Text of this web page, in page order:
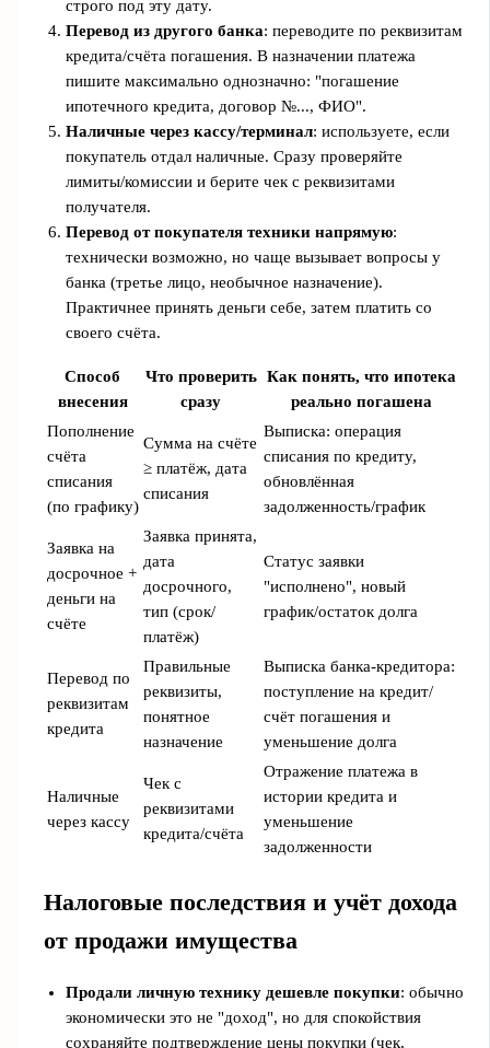
строго под эту дату.
Перевод из другого банка: переводите по реквизитам
кредита/счёта погашения. В назначении платежа
пишите максимально однозначно: "погашение
ипотечного кредита, договор №..., ФИО".
Наличные через кассу/терминал: используете, если
покупатель отдал наличные. Сразу проверяйте
лимиты/комиссии и берите чек с реквизитами
получателя.
Перевод от покупателя техники напрямую:
технически возможно, но чаще вызывает вопросы у
банка (третье лицо, необычное назначение).
Практичнее принять деньги себе, затем платить со
своего счёта.
Способ
внесения
Что проверить
сразу
Как понять, что ипотека
реально погашена
Пополнение
счёта
списания
(по графику)
Сумма на счёте
≥ платёж, дата
списания
Выписка: операция
списания по кредиту,
обновлённая
задолженность/график
Заявка на
досрочное +
деньги на
счёте
Заявка принята,
дата
досрочного,
тип (срок/
платёж)
Статус заявки
"исполнено", новый
график/остаток долга
Перевод по
реквизитам
кредита
Правильные
реквизиты,
понятное
назначение
Выписка банка-кредитора:
поступление на кредит/
счёт погашения и
уменьшение долга
Наличные
через кассу
Чек с
реквизитами
кредита/счёта
Отражение платежа в
истории кредита и
уменьшение
задолженности
Налоговые последствия и учёт дохода
от продажи имущества
Продали личную технику дешевле покупки: обычно
экономически это не "доход", но для спокойствия
сохраняйте подтверждение цены покупки (чек,